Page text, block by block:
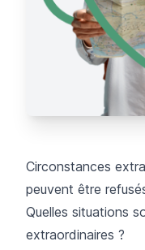
Circonstances
peuvent être
Quelles situations
extraordinaires ?